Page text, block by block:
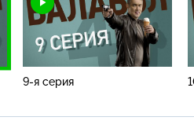
9-я серия